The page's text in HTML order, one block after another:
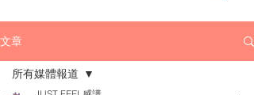
文章
所有媒體報道